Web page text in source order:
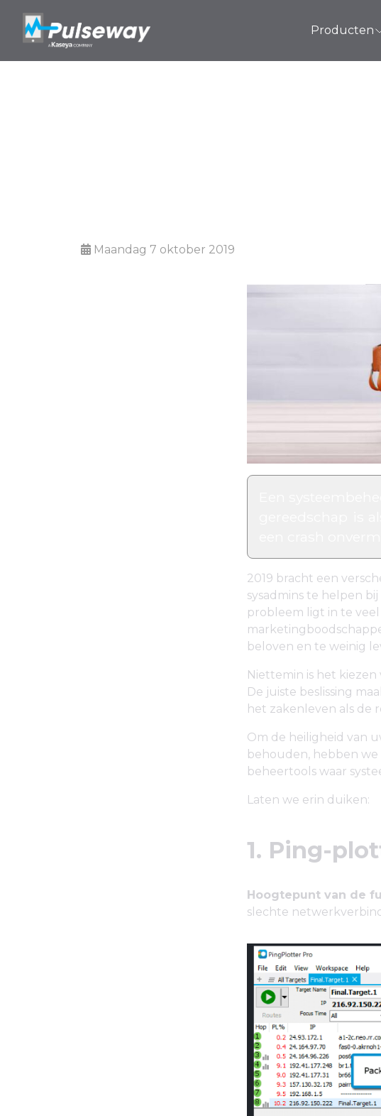
Producten
Maandag 7 oktober 2019
2019 bracht een
sysadmins te helpen
probleem ligt in te
beloven en te weinig
Niettemin is het
De juiste beslissing
het zakenleven als de
Om de heiligheid van
behouden, hebben
beheertools waar
Laten we erin duiken:
1. Ping-
Hoogtepunt van de
slechte